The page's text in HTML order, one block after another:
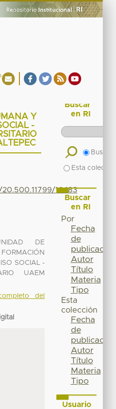
Y
-
16483
DE
SOCIAL -
UAEM
del
Buscar
en RI
Buscar
Esta
Buscar
en RI
Por
Fecha
de
publicación
Autor
Título
Materia
Tipo
Esta
colección
Fecha
de
publicación
Autor
Título
Materia
Tipo
Usuario